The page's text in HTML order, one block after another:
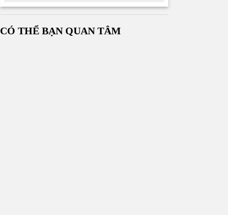
CÓ THỂ BẠN QUAN TÂM